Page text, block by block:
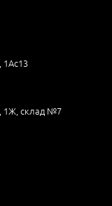
1Аc13
1Ж, склад №7